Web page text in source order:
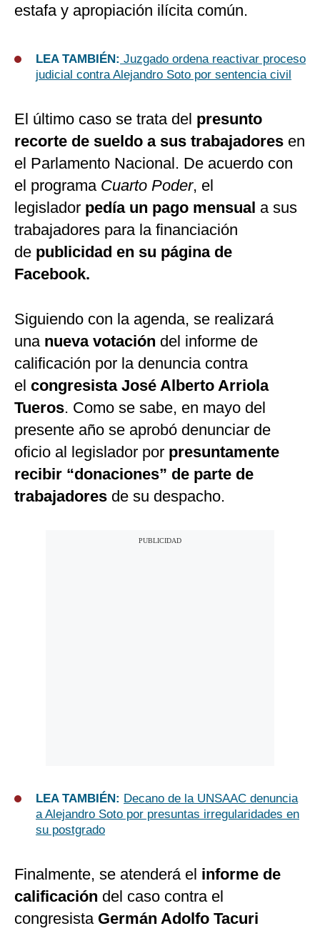
estafa y apropiación ilícita común.
LEA TAMBIÉN: Juzgado ordena reactivar proceso
judicial contra Alejandro Soto por sentencia civil
El último caso se trata del presunto
recorte de sueldo a sus trabajadores en
el Parlamento Nacional. De acuerdo con
el programa Cuarto Poder, el
legislador pedía un pago mensual a sus
trabajadores para la financiación
de publicidad en su página de
Facebook.
Siguiendo con la agenda, se realizará
una nueva votación del informe de
calificación por la denuncia contra
el congresista José Alberto Arriola
Tueros. Como se sabe, en mayo del
presente año se aprobó denunciar de
oficio al legislador por presuntamente
recibir “donaciones” de parte de
trabajadores de su despacho.
LEA TAMBIÉN: Decano de la UNSAAC denuncia
a Alejandro Soto por presuntas irregularidades en
su postgrado
Finalmente, se atenderá el informe de
calificación del caso contra el
congresistaGermán Adolfo Tacuri